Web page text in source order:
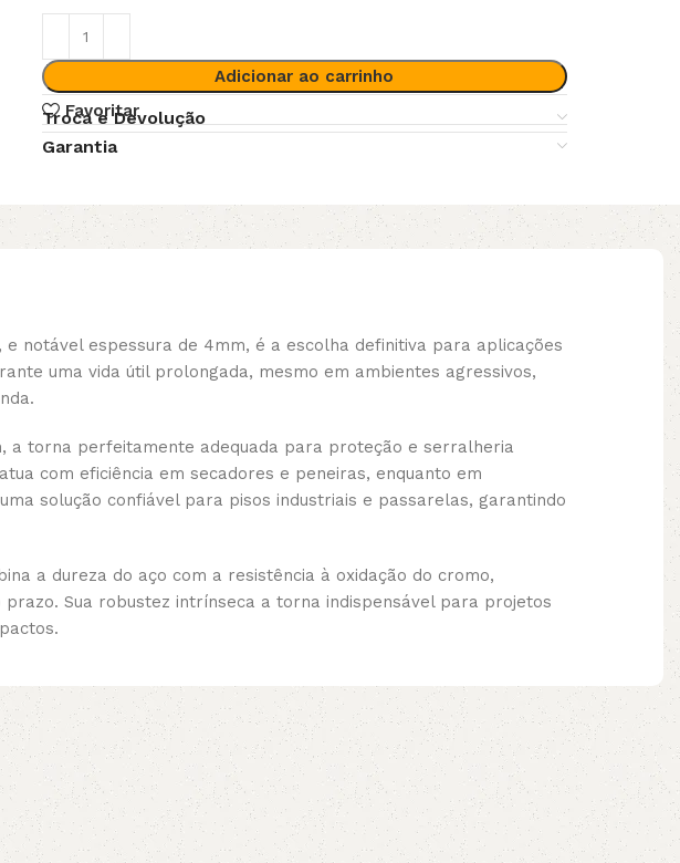
Adicionar ao carrinho
Favoritar
Troca e Devolução
Garantia
notável espessura de 4mm, é a escolha definitiva para aplicações
uma vida útil prolongada, mesmo em ambientes agressivos,
a torna perfeitamente adequada para proteção e serralheria
com eficiência em secadores e peneiras, enquanto em
solução confiável para pisos industriais e passarelas, garantindo
a dureza do aço com a resistência à oxidação do cromo,
Sua robustez intrínseca a torna indispensável para projetos